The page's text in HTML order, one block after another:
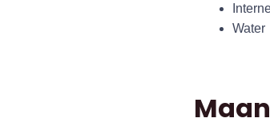
Water